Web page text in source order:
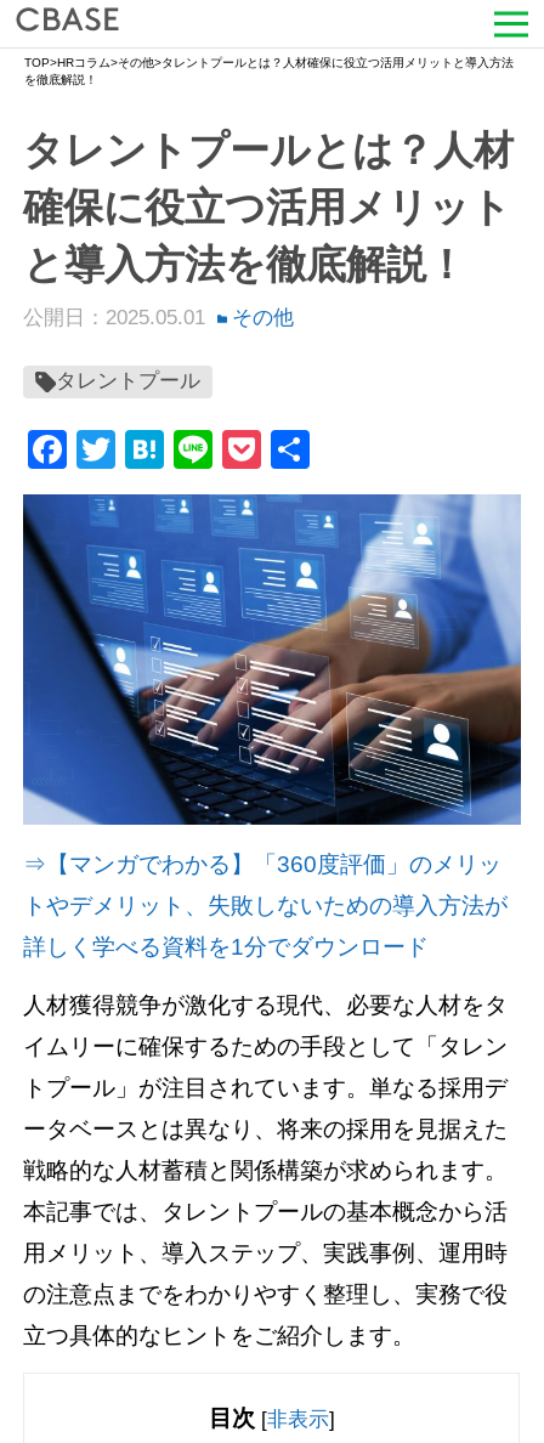
サービス
活用シーン
導入事例
セミナー情報
HRコラム
お知らせ
会社情報
よくある質問
資料請求(無料) お見積もり依頼
TOP>HRコラム>その他>タレントプールとは？人材確保に役立つ活用メリットと導入方法
を徹底解説！
タレントプールとは？人材
確保に役立つ活用メリット
と導入方法を徹底解説！
公開日：2025.05.01 その他
タレントプール
Facebook
Twitter
Hatena
LinePocket
有
⇒【マンガでわかる】「360度評価」のメリッ
トやデメリット、失敗しないための導入方法が
詳しく学べる資料を1分でダウンロード
人材獲得競争が激化する現代、必要な人材をタ
イムリーに確保するための手段として「タレン
トプール」が注目されています。単なる採用デ
ータベースとは異なり、将来の採用を見据えた
戦略的な人材蓄積と関係構築が求められます。
本記事では、タレントプールの基本概念から活
用メリット、導入ステップ、実践事例、運用時
の注意点までをわかりやすく整理し、実務で役
立つ具体的なヒントをご紹介します。
目次 [非表示]